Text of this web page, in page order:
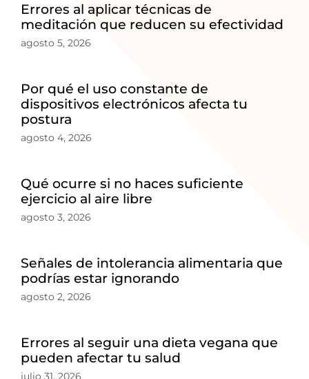
Errores al aplicar técnicas de
meditación que reducen su efectividad
agosto 5, 2026
Por qué el uso constante de
dispositivos electrónicos afecta tu
postura
agosto 4, 2026
Qué ocurre si no haces suficiente
ejercicio al aire libre
agosto 3, 2026
Señales de intolerancia alimentaria que
podrías estar ignorando
agosto 2, 2026
Errores al seguir una dieta vegana que
pueden afectar tu salud
julio 31, 2026